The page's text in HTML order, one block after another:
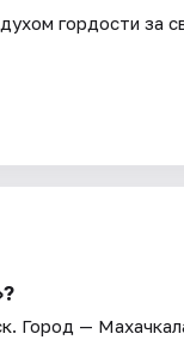
гордости за
. Город —